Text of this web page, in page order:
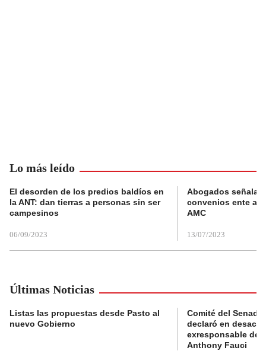
Lo más leído
El desorden de los predios baldíos en
la ANT: dan tierras a personas sin ser
campesinos
06/09/2023
Abogados
convenios ente
AMC
13/07/2023
Últimas Noticias
Listas las propuestas desde Pasto al
nuevo Gobierno
Comité del Senado
declaró en
exresponsable de
Anthony Fauci